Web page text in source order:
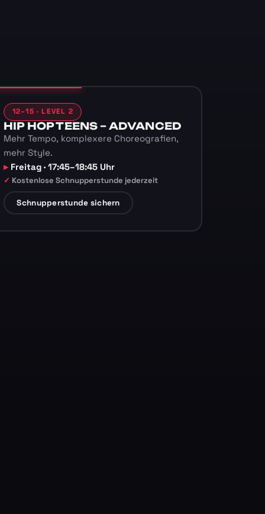
12–15 · LEVEL 2
HIP HOP TEENS – ADVANCED
Mehr Tempo, komplexere Choreografien,
mehr Style.
Freitag · 17:45–18:45 Uhr
Kostenlose Schnupperstunde jederzeit
Schnupperstunde sichern